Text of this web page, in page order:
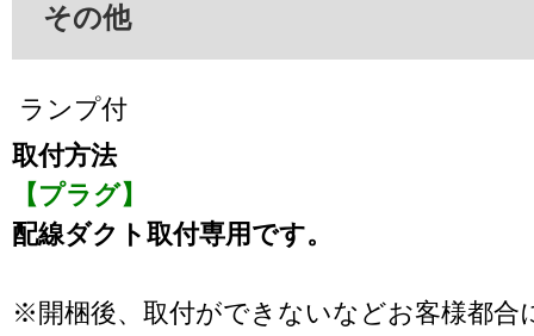
その他
ランプ付
取付方法
【プラグ】
配線ダクト取付専用です。
※開梱後、取付ができないなどお客様都合